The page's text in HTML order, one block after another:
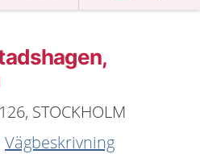
STOCKHOLM
Vägbeskrivning